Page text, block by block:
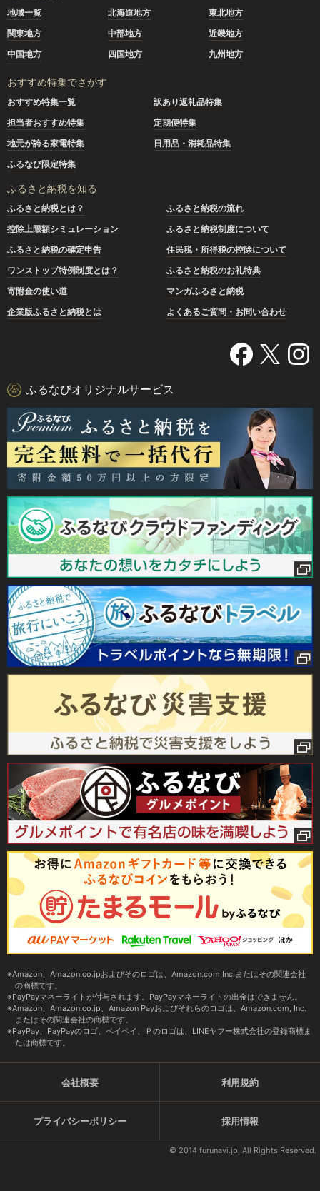
地域一覧 北海道地方
東北地方
関東地方
中部地方
近畿地方
中国地方
四国地方 九州地方
おすすめ特集でさがす
おすすめ特集一覧
訳あり返礼品特集
担当者おすすめ特集
定期便特集
地元が誇る家電特集
日用品・消耗品特集
ふるなび限定特集
ふるさと納税を知る
ふるさと納税とは？
ふるさと納税の流れ
控除上限額シミュレーション
ふるさと納税制度について
ふるさと納税の確定申告
住民税・所得税の控除について
ワンストップ特例制度とは？
ふるさと納税のお礼特典
寄附金の使い道
マンガふるさと納税
企業版ふるさと納税とは
よくあるご質問・お問い合わせ
ふるなびオリジナルサービス
Amazon、Amazon.co.jpおよびそのロゴは、Amazon.com,Inc.またはその関連会社
の商標です。
PayPayマネーライトが付与されます。PayPayマネーライトの出金はできません。
Amazon、Amazon.co.jp、Amazon Payおよびそれらのロゴは、Amazon.com, Inc.
またはその関連会社の商標です。
PayPay、PayPayのロゴ、ペイペイ、Ｐのロゴは、LINEヤフー株式会社の登録商標ま
たは商標です。
会社概要 利用規約
プライバシーポリシー 採用情報
© 2014 furunavi.jp, All Rights Reserved.